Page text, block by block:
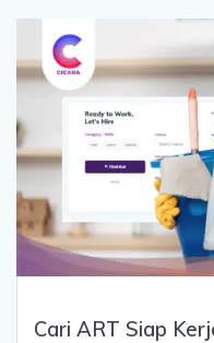
Cari ART Siap